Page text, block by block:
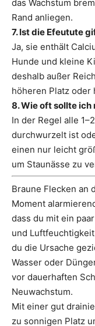
das Wachstum
Rand anliegen.
7. Ist die Efeutute
Ja, sie enthält
Hunde und kleine
deshalb außer
höheren Platz oder
8. Wie oft sollte
In der Regel alle
durchwurzelt ist
einen nur leicht
um Staunässe zu
Braune Flecken an
Moment
dass du mit ein
und
du die Ursache
Wasser oder
vor dauerhaften
Neuwachstum.
Mit einer gut
zu sonnigen Platz